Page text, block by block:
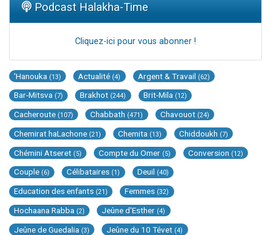
Podcast Halakha-Time
Cliquez-ici pour vous abonner !
'Hanouka (13) Actualité (4) Argent & Travail (62)
Bar-Mitsva (7) Brakhot (244) Brit-Mila (12)
Cacheroute (107) Chabbath (471) Chavouot (24)
Chemirat haLachone (21) Chemita (13) Chiddoukh (7)
Chémini Atseret (5) Compte du Omer (5) Conversion (12)
Couple (6) Célibataires (1) Deuil (40)
Education des enfants (21) Femmes (32)
Hochaana Rabba (2) Jeûne d'Esther (4)
Jeûne de Guedalia (3) Jeûne du 10 Tévet (4)